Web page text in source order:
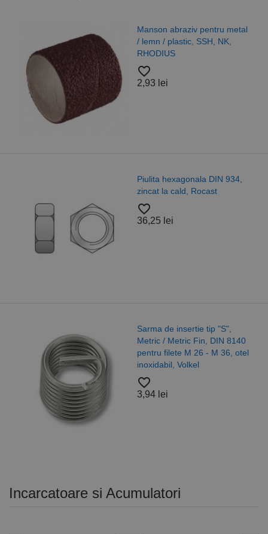
Manson abraziv pentru metal
/ lemn / plastic, SSH, NK,
RHODIUS
favorite_border
2,93 lei
Piulita hexagonala DIN 934,
zincat la cald, Rocast
favorite_border
36,25 lei
Sarma de insertie tip "S",
Metric / Metric Fin, DIN 8140
pentru filete M 26 - M 36, otel
inoxidabil, Volkel
favorite_border
3,94 lei
Incarcatoare si Acumulatori